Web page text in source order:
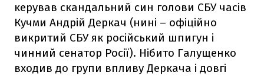
керував скандальний син голови СБУ часів
Кучми Андрій Деркач (нині – офіційно
викритий СБУ як російський шпигун і
чинний сенатор Росії). Нібито Галущенко
входив до групи впливу Деркача і довгі